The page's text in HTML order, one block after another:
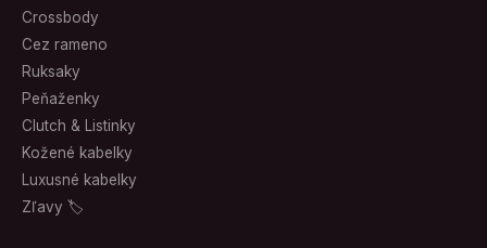
Crossbody
Cez rameno
Ruksaky
Peňaženky
Clutch & Listinky
Kožené kabelky
Luxusné kabelky
Zľavy 🏷